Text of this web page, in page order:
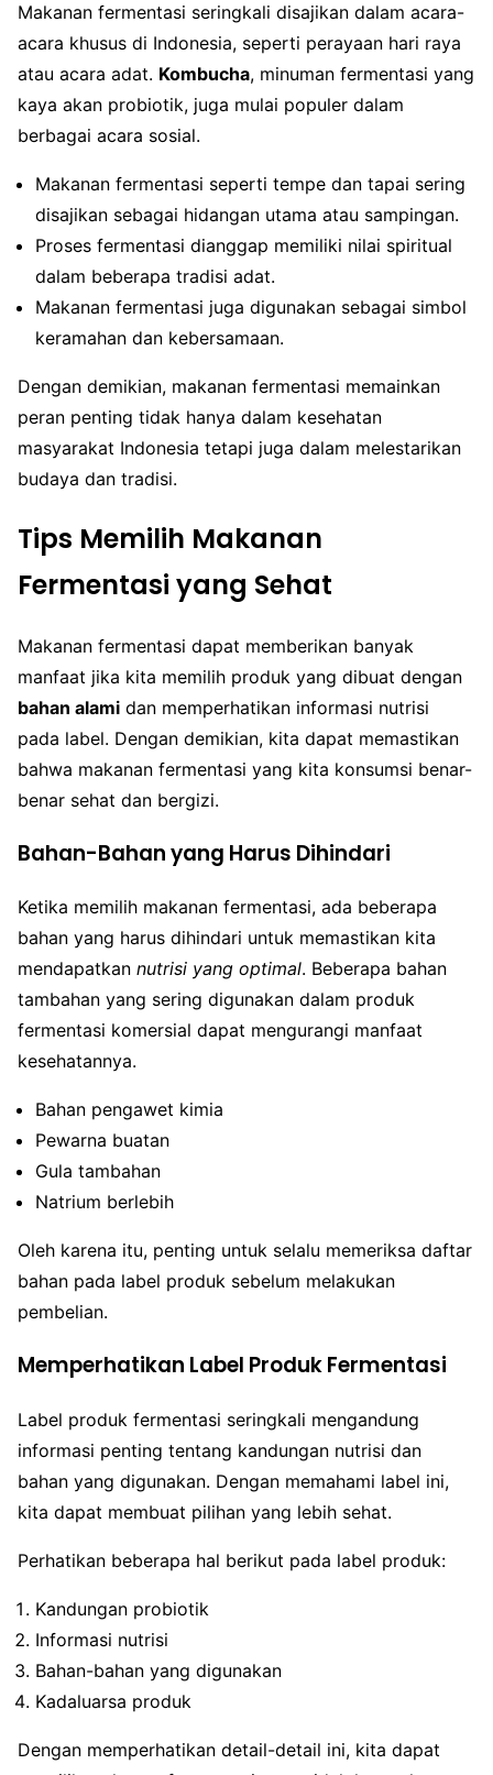
Makanan fermentasi seringkali disajikan dalam acara-
acara khusus di Indonesia, seperti perayaan hari raya
atau acara adat. Kombucha, minuman fermentasi yang
kaya akan probiotik, juga mulai populer dalam
berbagai acara sosial.
Makanan fermentasi seperti tempe dan tapai sering
disajikan sebagai hidangan utama atau sampingan.
Proses fermentasi dianggap memiliki nilai spiritual
dalam beberapa tradisi adat.
Makanan fermentasi juga digunakan sebagai simbol
keramahan dan kebersamaan.
Dengan demikian, makanan fermentasi memainkan
peran penting tidak hanya dalam kesehatan
masyarakat Indonesia tetapi juga dalam melestarikan
budaya dan tradisi.
Tips Memilih Makanan
Fermentasi yang Sehat
Makanan fermentasi dapat memberikan banyak
manfaat jika kita memilih produk yang dibuat dengan
bahan alami dan memperhatikan informasi nutrisi
pada label. Dengan demikian, kita dapat memastikan
bahwa makanan fermentasi yang kita konsumsi benar-
benar sehat dan bergizi.
Bahan-Bahan yang Harus Dihindari
Ketika memilih makanan fermentasi, ada beberapa
bahan yang harus dihindari untuk memastikan kita
mendapatkan nutrisi yang optimal. Beberapa bahan
tambahan yang sering digunakan dalam produk
fermentasi komersial dapat mengurangi manfaat
kesehatannya.
Bahan pengawet kimia
Pewarna buatan
Gula tambahan
Natrium berlebih
Oleh karena itu, penting untuk selalu memeriksa daftar
bahan pada label produk sebelum melakukan
pembelian.
Memperhatikan Label Produk Fermentasi
Label produk fermentasi seringkali mengandung
informasi penting tentang kandungan nutrisi dan
bahan yang digunakan. Dengan memahami label ini,
kita dapat membuat pilihan yang lebih sehat.
Perhatikan beberapa hal berikut pada label produk:
Kandungan probiotik
Informasi nutrisi
Bahan-bahan yang digunakan
Kadaluarsa produk
Dengan memperhatikan detail-detail ini, kita dapat